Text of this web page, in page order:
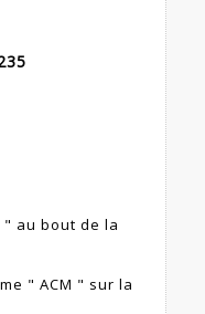
au bout de la
" ACM " sur la